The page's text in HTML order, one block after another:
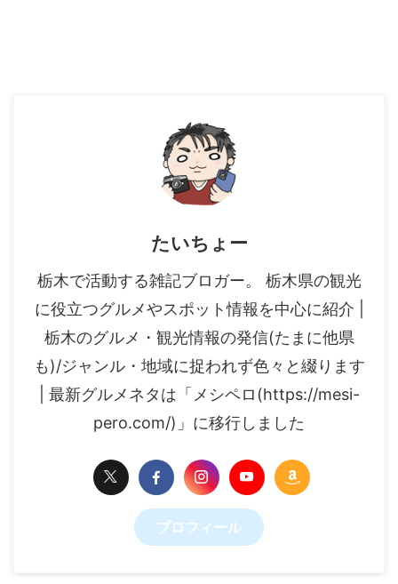
たいちょー
栃木で活動する雑記ブロガー。 栃木県の観光
に役立つグルメやスポット情報を中心に紹介 |
栃木のグルメ・観光情報の発信(たまに他県
も)/ジャンル・地域に捉われず色々と綴ります
| 最新グルメネタは「メシペロ(https://mesi-
pero.com/)」に移行しました
プロフィール